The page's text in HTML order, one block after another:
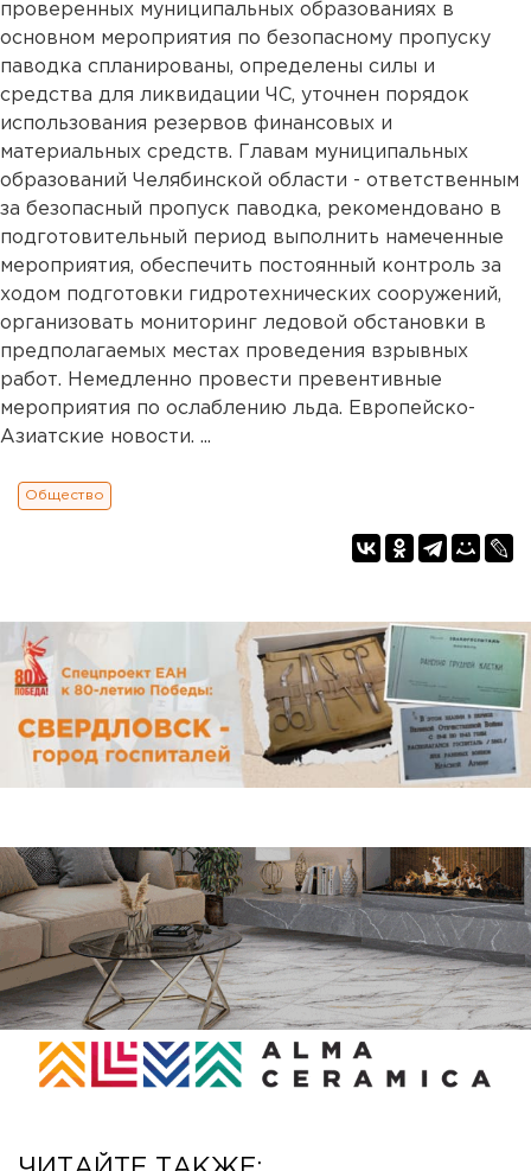
проверенных муниципальных образованиях в
основном мероприятия по безопасному пропуску
паводка спланированы, определены силы и
средства для ликвидации ЧС, уточнен порядок
использования резервов финансовых и
материальных средств. Главам муниципальных
образований Челябинской области - ответственным
за безопасный пропуск паводка, рекомендовано в
подготовительный период выполнить намеченные
мероприятия, обеспечить постоянный контроль за
ходом подготовки гидротехнических сооружений,
организовать мониторинг ледовой обстановки в
предполагаемых местах проведения взрывных
работ. Немедленно провести превентивные
мероприятия по ослаблению льда. Европейско-
Азиатские новости. ...
Общество